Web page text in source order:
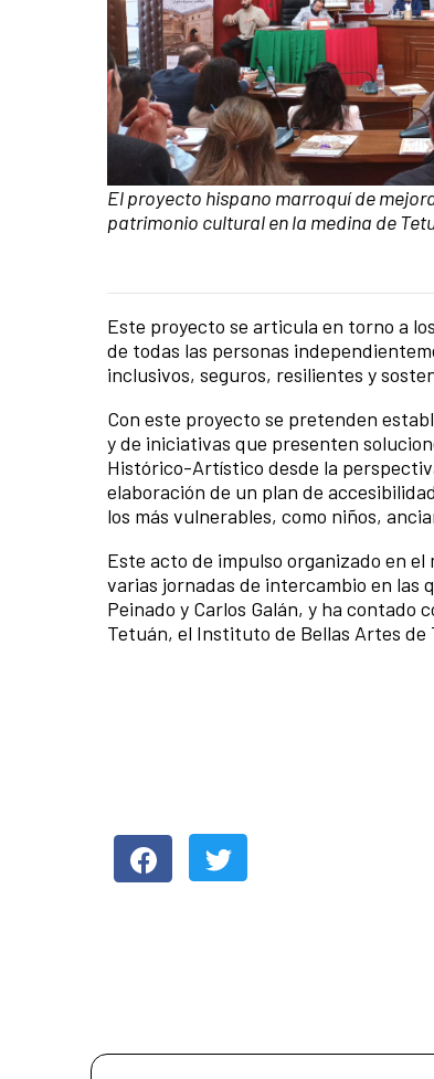
Pie de foto:
El proyecto hispano marroquí de
patrimonio cultural en la medina de
Contenido de la noticia
Este proyecto se articula en torno a
de todas las personas
inclusivos, seguros, resilientes y
Con este proyecto se pretenden
y de iniciativas que presenten
Histórico-Artístico desde la
elaboración de un plan de
los más vulnerables, como niños,
Este acto de impulso organizado en
varias jornadas de intercambio en las
Peinado y Carlos Galán, y ha
Tetuán, el Instituto de Bellas Artes de